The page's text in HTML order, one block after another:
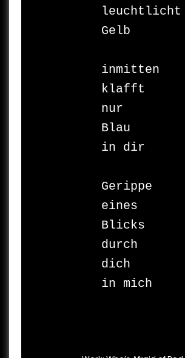
leuchtlicht
Gelb
inmitten
klafft
nur
Blau
in dir
Gerippe
eines
Blicks
durch
dich
in mich